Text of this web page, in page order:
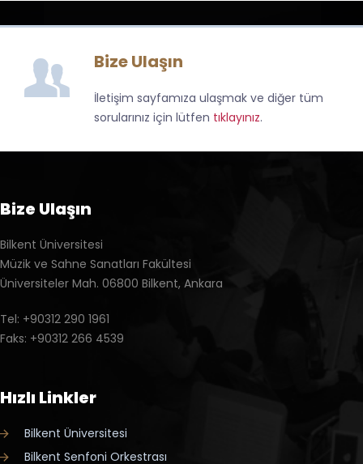
Bize Ulaşın
İletişim sayfamıza ulaşmak ve diğer tüm
sorularınız için lütfen tıklayınız.
Bize Ulaşın
Bilkent Üniversitesi
Müzik ve Sahne Sanatları Fakültesi
Üniversiteler Mah. 06800 Bilkent, Ankara
Tel: +90312 290 1961
Faks: +90312 266 4539
Hızlı Linkler
Bilkent Üniversitesi
Bilkent Senfoni Orkestrası